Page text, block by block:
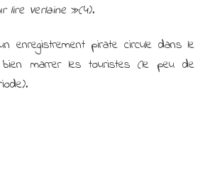
lire Verlaine »(4).
enregistrement pirate circule dans le
marrer les touristes (le peu de